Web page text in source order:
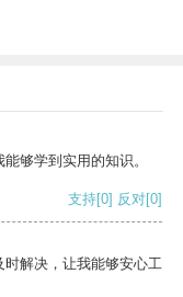
够学到实用的知识。
支持[0] 反对[0]
解决，让我能够安心工